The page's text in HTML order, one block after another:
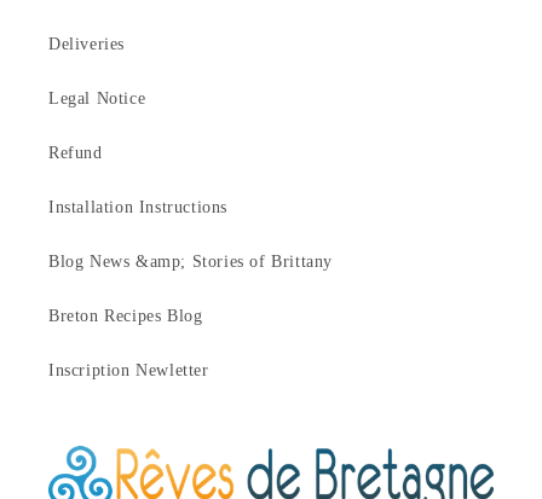
Deliveries
Legal Notice
Refund
Installation Instructions
Blog News &amp; Stories of Brittany
Breton Recipes Blog
Inscription Newletter